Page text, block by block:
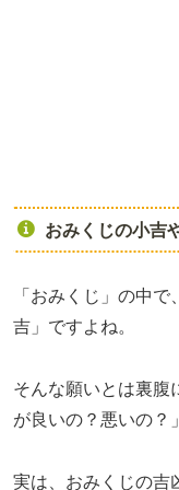
おみくじの小吉
「おみくじ」の中
吉」ですよね。
そんな願いとは裏腹
が良いの？悪いの？
実は、おみくじの吉